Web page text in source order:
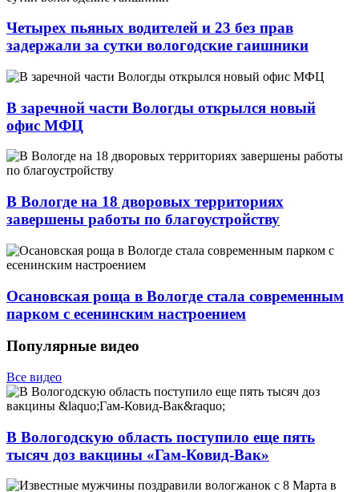
Четырех пьяных водителей и 23 без прав
задержали за сутки вологодские гаишники
В заречной части Вологды открылся новый
офис МФЦ
В Вологде на 18 дворовых территориях
завершены работы по благоустройству
Осановская роща в Вологде стала современным
парком с есенинским настроением
Популярные видео
Все видео
В Вологодскую область поступило еще пять
тысяч доз вакцины «Гам-Ковид-Вак»